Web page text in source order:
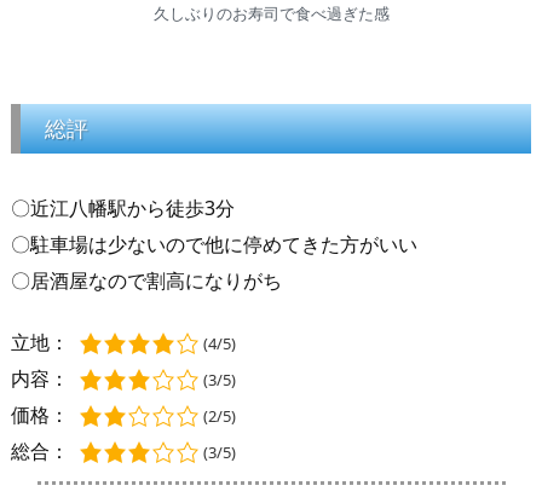
久しぶりのお寿司で食べ過ぎた感
総評
〇近江八幡駅から徒歩3分
〇駐車場は少ないので他に停めてきた方がいい
〇居酒屋なので割高になりがち
立地： (4/5)
内容： (3/5)
価格： (2/5)
総合： (3/5)